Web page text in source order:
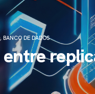
, BANCO DE DADOS